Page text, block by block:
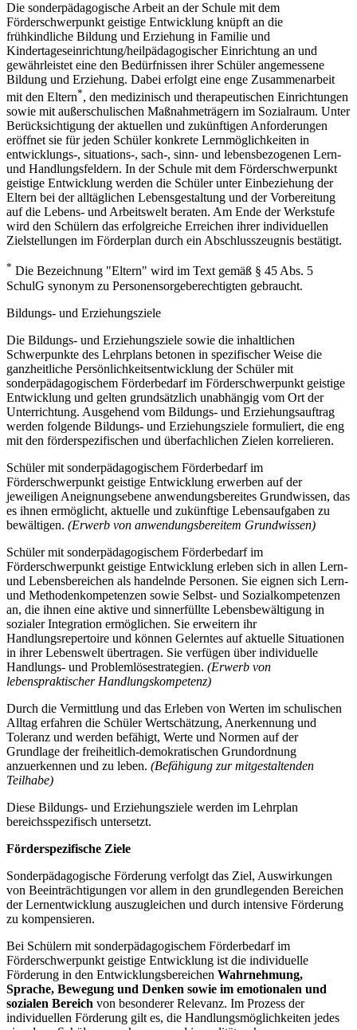
Die sonderpädagogische Arbeit an der Schule mit dem
Förderschwerpunkt geistige Entwicklung knüpft an die
frühkindliche Bildung und Erziehung in Familie und
Kindertageseinrichtung/heilpädagogischer Einrichtung an und
gewährleistet eine den Bedürfnissen ihrer Schüler angemessene
Bildung und Erziehung. Dabei erfolgt eine enge Zusammenarbeit
mit den Eltern*, den medizinisch und therapeutischen Einrichtungen
sowie mit außerschulischen Maßnahmeträgern im Sozialraum. Unter
Berücksichtigung der aktuellen und zukünftigen Anforderungen
eröffnet sie für jeden Schüler konkrete Lernmöglichkeiten in
entwicklungs-, situations-, sach-, sinn- und lebensbezogenen Lern-
und Handlungsfeldern. In der Schule mit dem Förderschwerpunkt
geistige Entwicklung werden die Schüler unter Einbeziehung der
Eltern bei der alltäglichen Lebensgestaltung und der Vorbereitung
auf die Lebens- und Arbeitswelt beraten. Am Ende der Werkstufe
wird den Schülern das erfolgreiche Erreichen ihrer individuellen
Zielstellungen im Förderplan durch ein Abschlusszeugnis bestätigt.
* Die Bezeichnung "Eltern" wird im Text gemäß § 45 Abs. 5
SchulG synonym zu Personensorgeberechtigten gebraucht.
Bildungs- und Erziehungsziele
Die Bildungs- und Erziehungsziele sowie die inhaltlichen
Schwerpunkte des Lehrplans betonen in spezifischer Weise die
ganzheitliche Persönlichkeitsentwicklung der Schüler mit
sonderpädagogischem Förderbedarf im Förderschwerpunkt geistige
Entwicklung und gelten grundsätzlich unabhängig vom Ort der
Unterrichtung. Ausgehend vom Bildungs- und Erziehungsauftrag
werden folgende Bildungs- und Erziehungsziele formuliert, die eng
mit den förderspezifischen und überfachlichen Zielen korrelieren.
Schüler mit sonderpädagogischem Förderbedarf im
Förderschwerpunkt geistige Entwicklung erwerben auf der
jeweiligen Aneignungsebene anwendungsbereites Grundwissen, das
es ihnen ermöglicht, aktuelle und zukünftige Lebensaufgaben zu
bewältigen. (Erwerb von anwendungsbereitem Grundwissen)
Schüler mit sonderpädagogischem Förderbedarf im
Förderschwerpunkt geistige Entwicklung erleben sich in allen Lern-
und Lebensbereichen als handelnde Personen. Sie eignen sich Lern-
und Methodenkompetenzen sowie Selbst- und Sozialkompetenzen
an, die ihnen eine aktive und sinnerfüllte Lebensbewältigung in
sozialer Integration ermöglichen. Sie erweitern ihr
Handlungsrepertoire und können Gelerntes auf aktuelle Situationen
in ihrer Lebenswelt übertragen. Sie verfügen über individuelle
Handlungs- und Problemlösestrategien. (Erwerb von
lebenspraktischer Handlungskompetenz)
Durch die Vermittlung und das Erleben von Werten im schulischen
Alltag erfahren die Schüler Wertschätzung, Anerkennung und
Toleranz und werden befähigt, Werte und Normen auf der
Grundlage der freiheitlich-demokratischen Grundordnung
anzuerkennen und zu leben. (Befähigung zur mitgestaltenden
Teilhabe)
Diese Bildungs- und Erziehungsziele werden im Lehrplan
bereichsspezifisch untersetzt.
Förderspezifische Ziele
Sonderpädagogische Förderung verfolgt das Ziel, Auswirkungen
von Beeinträchtigungen vor allem in den grundlegenden Bereichen
der Lernentwicklung auszugleichen und durch intensive Förderung
zu kompensieren.
Bei Schülern mit sonderpädagogischem Förderbedarf im
Förderschwerpunkt geistige Entwicklung ist die individuelle
Förderung in den Entwicklungsbereichen Wahrnehmung,
Sprache, Bewegung und Denken sowie im emotionalen und
sozialen Bereich von besonderer Relevanz. Im Prozess der
individuellen Förderung gilt es, die Handlungsmöglichkeiten jedes